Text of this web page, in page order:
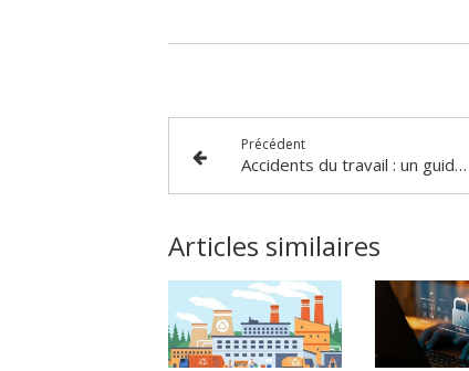
Précédent
Accidents du travail : un guide ministériel pour accompagner les victimes et leurs familles
Articles similaires